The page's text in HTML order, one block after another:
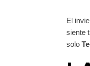
El
siente
solo